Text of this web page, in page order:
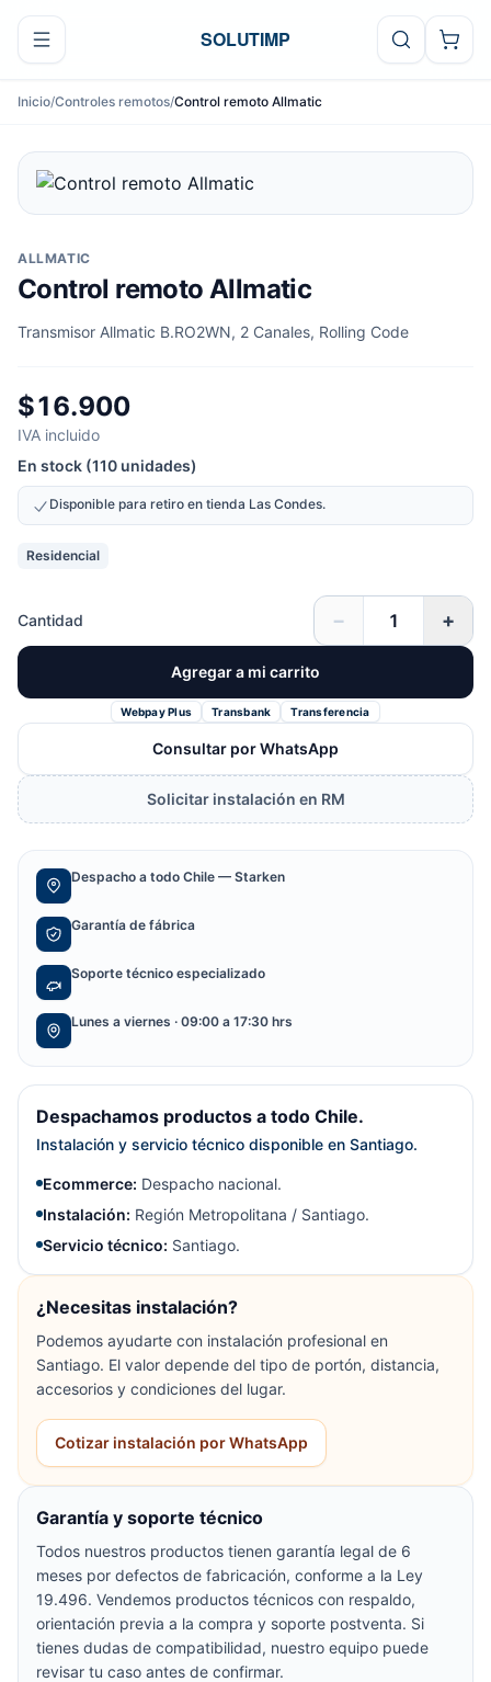
Ir al contenido
SOLUTIMP
Inicio/Controles remotos/Control remoto Allmatic
ALLMATIC
Control remoto Allmatic
Transmisor Allmatic B.RO2WN, 2 Canales, Rolling Code
$16.900
IVA incluido
En stock (110 unidades)
Disponible para retiro en tienda Las Condes.
Residencial
Cantidad − +
Agregar a mi carrito
Webpay Plus Transbank Transferencia
Consultar por WhatsApp
Solicitar instalación en RM
Despacho a todo Chile — Starken
Garantía de fábrica
Soporte técnico especializado
Lunes a viernes · 09:00 a 17:30 hrs
Despachamos productos a todo Chile.
Instalación y servicio técnico disponible en Santiago.
Ecommerce: Despacho nacional.
Instalación: Región Metropolitana / Santiago.
Servicio técnico: Santiago.
¿Necesitas instalación?
Podemos ayudarte con instalación profesional en
Santiago. El valor depende del tipo de portón, distancia,
accesorios y condiciones del lugar.
Cotizar instalación por WhatsApp
Garantía y soporte técnico
Todos nuestros productos tienen garantía legal de 6
meses por defectos de fabricación, conforme a la Ley
19.496. Vendemos productos técnicos con respaldo,
orientación previa a la compra y soporte postventa. Si
tienes dudas de compatibilidad, nuestro equipo puede
revisar tu caso antes de confirmar.